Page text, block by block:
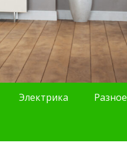
Электрика Разное